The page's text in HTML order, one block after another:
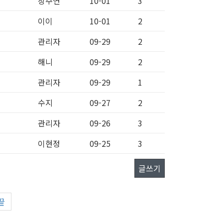
이이 10-01
2
관리자 09-29
2
해니 09-29
2
관리자 09-29
1
수지 09-27
2
관리자 09-26
3
이현정 09-25 3
글쓰기